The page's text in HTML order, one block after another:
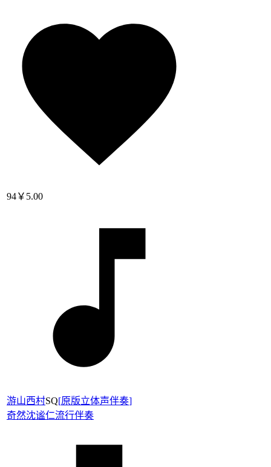
94￥5.00
游山西村SQ[原版立体声伴奏]
奇然沈谧仁流行伴奏